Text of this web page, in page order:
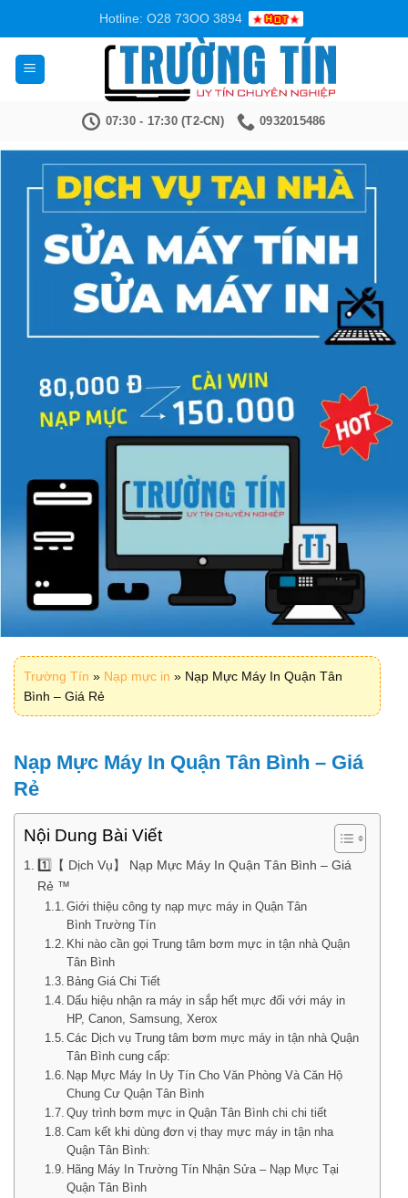
nội
dung
Hotline: O28 73OO 3894
07:30 - 17:30 (T2-CN) 0932015486
Trường Tín » Nạp mực in » Nạp Mực Máy In Quận Tân
Bình – Giá Rẻ
Nạp Mực Máy In Quận Tân Bình – Giá
Rẻ
Nội Dung Bài Viết
1️⃣【 Dịch Vụ】 Nạp Mực Máy In Quận Tân Bình – Giá
Rẻ ™
Giới thiệu công ty nạp mực máy in Quận Tân
Bình Trường Tín
Khi nào cần gọi Trung tâm bơm mực in tận nhà Quận
Tân Bình
Bảng Giá Chi Tiết
Dấu hiệu nhận ra máy in sắp hết mực đối với máy in
HP, Canon, Samsung, Xerox
Các Dịch vụ Trung tâm bơm mực máy in tận nhà Quận
Tân Bình cung cấp:
Nạp Mực Máy In Uy Tín Cho Văn Phòng Và Căn Hộ
Chung Cư Quận Tân Bình
Quy trình bơm mực in Quận Tân Bình chi chi tiết
Cam kết khi dùng đơn vị thay mực máy in tận nha
Quận Tân Bình:
Hãng Máy In Trường Tín Nhận Sửa – Nạp Mực Tại
Quận Tân Bình